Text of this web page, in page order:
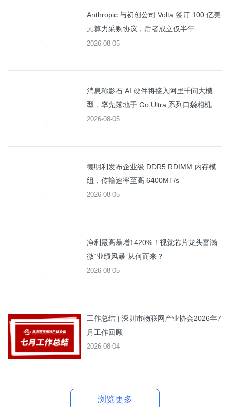
Anthropic 与初创公司 Volta 签订 100 亿美
元算力采购协议，后者成立仅半年
2026-08-05
消息称影石 AI 硬件将接入阿里千问大模
型，率先落地于 Go Ultra 系列口袋相机
2026-08-05
德明利发布企业级 DDR5 RDIMM 内存模
组，传输速率至高 6400MT/s
2026-08-05
净利最高暴增1420%！视觉芯片龙头富瀚
微“业绩风暴”从何而来？
2026-08-05
工作总结 | 深圳市物联网产业协会2026年7
月工作回顾
2026-08-04
浏览更多